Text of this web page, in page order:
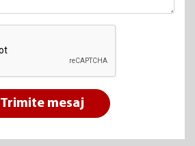
Trimite mesaj